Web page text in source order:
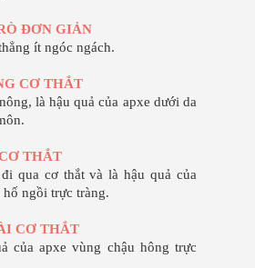
ĐƠN GIẢN
ít ngóc ngách.
CƠ THẮT
là hậu quả của apxe dưới da
THẮT
qua cơ thắt và là hậu quả của
ngồi trực tràng.
CƠ THẮT
của apxe vùng chậu hông trực